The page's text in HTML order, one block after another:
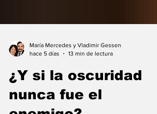
¿Y si la oscuridad
nunca fue el